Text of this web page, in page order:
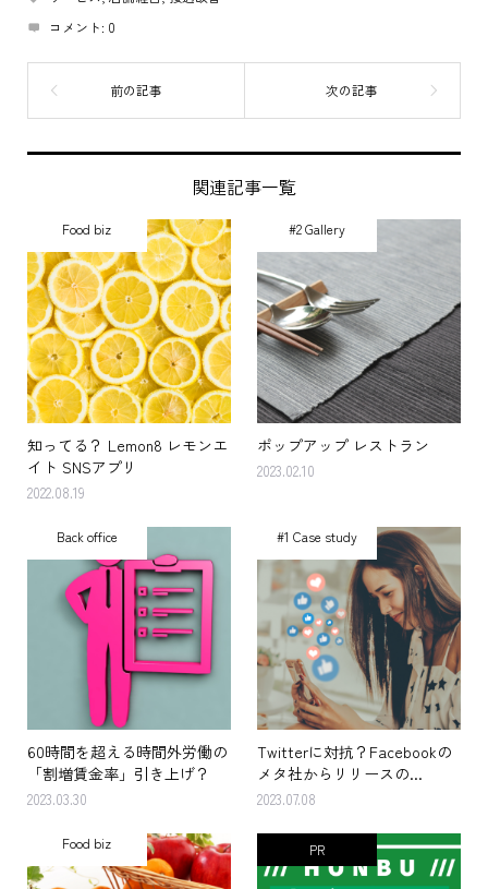
コメント: 0
関連記事一覧
Food biz
知ってる？ Lemon8 レモンエ
イト SNSアプリ
2022.08.19
#2 Gallery
ポップアップ レストラン
2023.02.10
Back office
60時間を超える時間外労働の
「割増賃金率」引き上げ？
2023.03.30
#1 Case study
Twitterに対抗？Facebookの
メタ社からリリースの...
2023.07.08
Food biz PR